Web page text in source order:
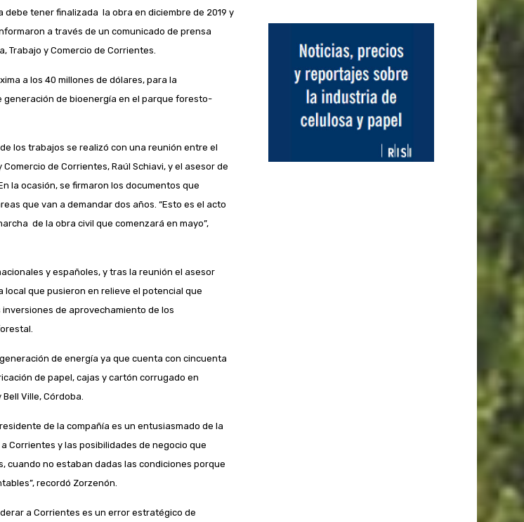
debe tener finalizada la obra en diciembre de 2019 y
a través de un comunicado de prensa
Trabajo y Comercio de Corrientes.
a los 40 millones de dólares, para la
generación de bioenergía en el parque foresto-
los trabajos se realizó con una reunión entre el
de Corrientes, Raúl Schiavi, y el asesor de
la ocasión, se firmaron los documentos que
que van a demandar dos años. “Esto es el acto
de la obra civil que comenzará en mayo”,
y españoles, y tras la reunión el asesor
local que pusieron en relieve el potencial que
de aprovechamiento de los
de energía ya que cuenta con cincuenta
de papel, cajas y cartón corrugado en
Bell Ville, Córdoba.
de la compañía es un entusiasmado de la
Corrientes y las posibilidades de negocio que
cuando no estaban dadas las condiciones porque
recordó Zorzenón.
a Corrientes es un error estratégico de